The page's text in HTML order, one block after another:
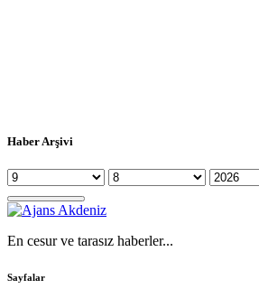
Haber Arşivi
En cesur ve tarasız haberler...
Sayfalar